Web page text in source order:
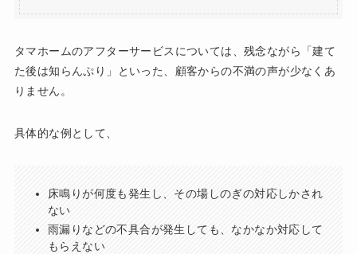
タマホームのアフターサービスについては、残念ながら「建て
た後は知らんぷり」といった、顧客からの不満の声が少なくあ
りません。
具体的な例として、
床鳴りが何度も発生し、その場しのぎの対応しかされ
ない
雨漏りなどの不具合が発生しても、なかなか対応して
もらえない